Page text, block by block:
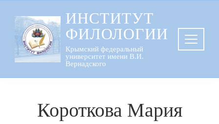
содержанию
ИНСТИТУТ
ФИЛОЛОГИИ
Крымский федеральный
университет имени В.И.
Вернадского
Короткова Мария